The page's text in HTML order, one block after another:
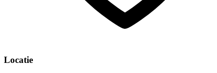
Locatie